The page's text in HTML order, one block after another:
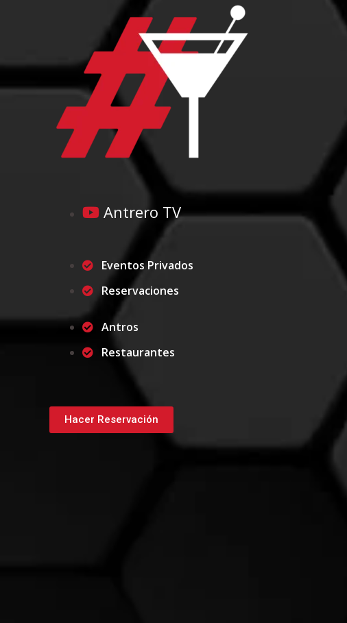
Antrero TV
Eventos Privados
Reservaciones
Antros
Restaurantes
Hacer Reservación